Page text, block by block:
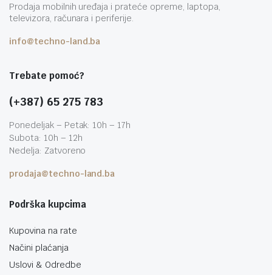
Prodaja mobilnih uređaja i prateće opreme, laptopa,
televizora, računara i periferije.
info@techno-land.ba
Trebate pomoć?
(+387) 65 275 783
Ponedeljak – Petak: 10h – 17h
Subota: 10h – 12h
Nedelja: Zatvoreno
prodaja@techno-land.ba
Podrška kupcima
Kupovina na rate
Načini plaćanja
Uslovi & Odredbe